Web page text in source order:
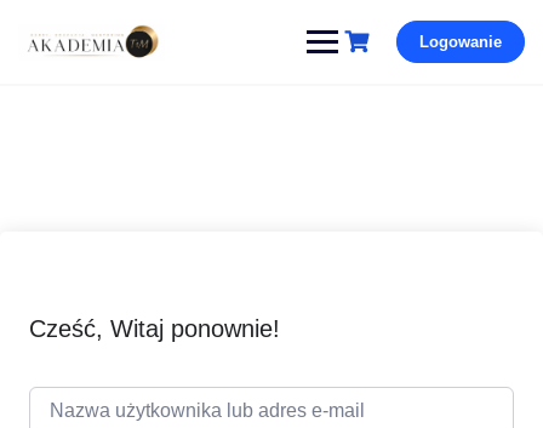
Logowanie
Cześć, Witaj ponownie!